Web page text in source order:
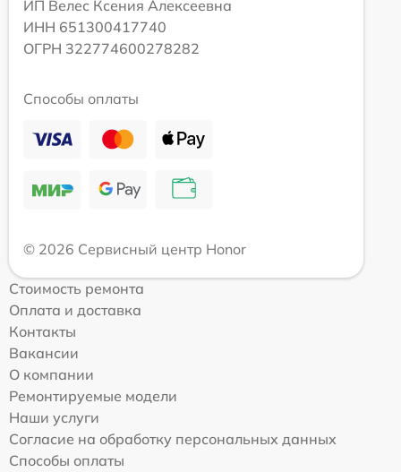
ИП Велес Ксения Алексеевна
ИНН 651300417740
ОГРН 322774600278282
Способы оплаты
© 2026 Сервисный центр Honor
Стоимость ремонта
Оплата и доставка
Контакты
Вакансии
О компании
Ремонтируемые модели
Наши услуги
Согласие на обработку персональных данных
Способы оплаты